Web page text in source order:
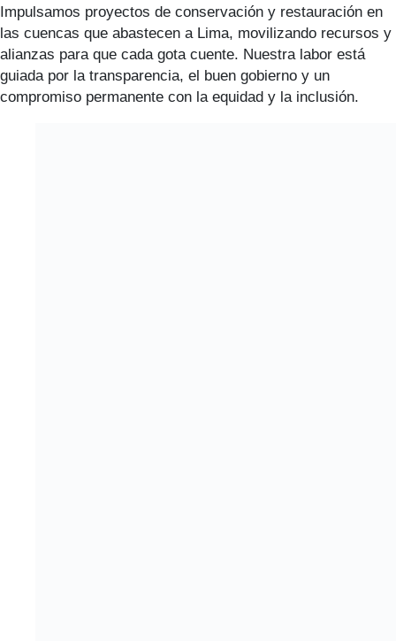
Impulsamos proyectos de conservación y restauración en
las cuencas que abastecen a Lima, movilizando recursos y
alianzas para que cada gota cuente. Nuestra labor está
guiada por la transparencia, el buen gobierno y un
compromiso permanente con la equidad y la inclusión.